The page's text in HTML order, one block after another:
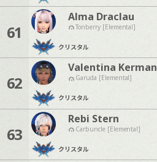
61
Alma Draclau
Tonberry [Elemental]
クリスタル
62
Valentina Kerman
Garuda [Elemental]
クリスタル
63
Rebi Stern
Carbuncle [Elemental]
クリスタル